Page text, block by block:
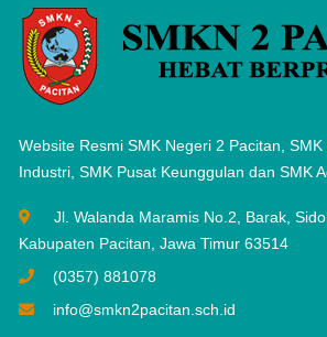
Website Resmi SMK Negeri 2 Pacitan,
Industri, SMK Pusat Keunggulan dan SMK
Jl. Walanda Maramis No.2, Barak,
Kabupaten Pacitan, Jawa Timur 63514
(0357) 881078
info@smkn2pacitan.sch.id